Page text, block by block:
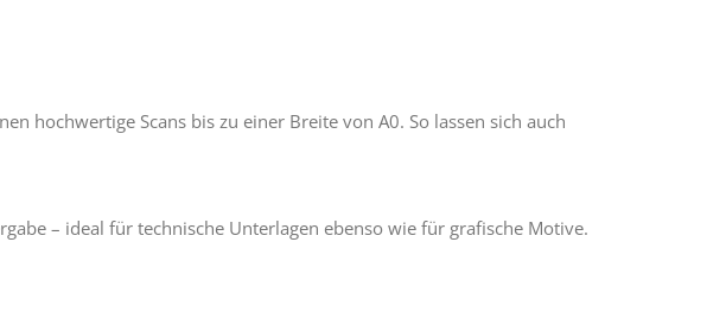
hochwertige Scans bis zu einer Breite von A0. So lassen sich auch
– ideal für technische Unterlagen ebenso wie für grafische Motive.